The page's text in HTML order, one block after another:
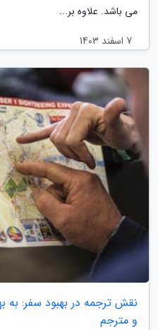
می باشد. علاوه بر...
7 اسفند 1403
نقش ترجمه در بهبود سفر: به
و مترجم